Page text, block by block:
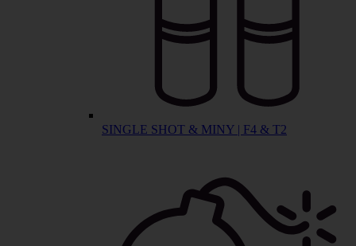
SINGLE SHOT & MINY | F4 & T2